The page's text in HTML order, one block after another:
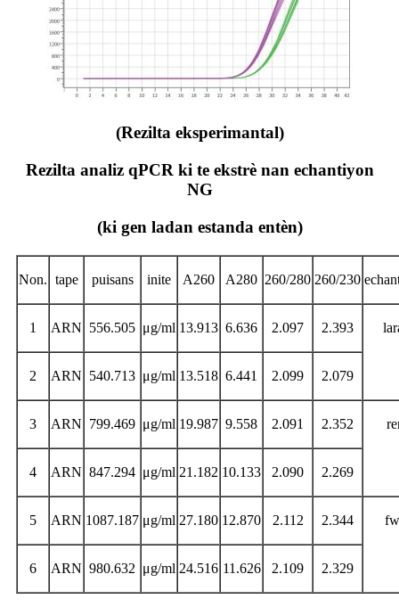
(Rezilta eksperimantal)
Rezilta analiz qPCR ki te ekstrè nan echantiyon
NG
(ki gen ladan estanda entèn)
Non. tape puisans inite A260 A280 260/280 260/230
1 ARN 556.505 μg/ml 13.913 6.636 2.097 2.393
2 ARN 540.713 μg/ml 13.518 6.441 2.099 2.079
3 ARN 799.469 μg/ml 19.987 9.558 2.091 2.352
4 ARN 847.294 μg/ml 21.182 10.133 2.090 2.269
5 ARN 1087.187 μg/ml 27.180 12.870 2.112 2.344
6 ARN 980.632 μg/ml 24.516 11.626 2.109 2.329